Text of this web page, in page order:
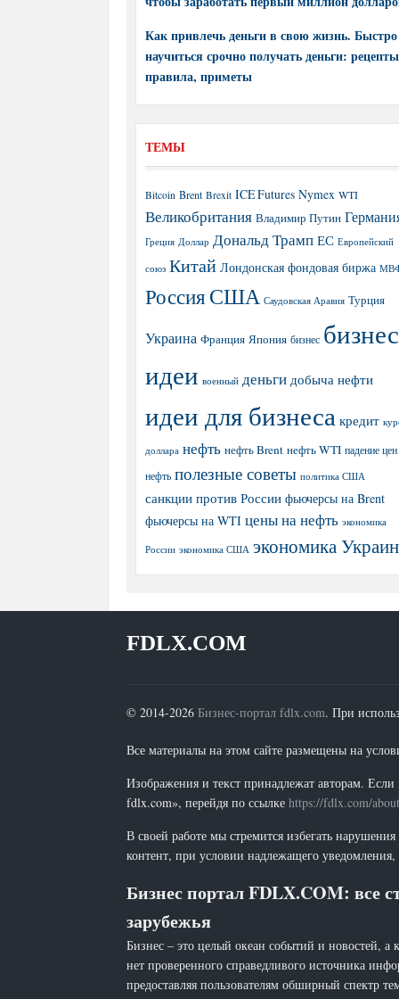
Как привлечь деньги в свою жизнь. Быстро
научиться срочно получать деньги:
правила, приметы
ТЕМЫ
Bitcoin Brent Brexit ICE Futures Nymex WTI
Великобритания Владимир Путин
Греция Доллар Дональд Трамп ЕС Европейский
союз Китай Лондонская фондовая биржа
РоссияСША Саудовская Аравия Турция
Украина Франция Япония бизнес бизнес
идеи военный деньги добыча нефти
идеи для бизнеса кредит
доллара нефть нефть Brent нефть WTI падение
нефть полезные советы политика США
санкции против России фьючерсы на Brent
фьючерсы на WTI цены на нефть экономика
России экономика США экономика
FDLX.COM
© 2014-2026 Бизнес-портал fdlx.com. При
Все материалы на этом сайте размещены на
Изображения и текст принадлежат авторам.
fdlx.com», перейдя по ссылке https://fdlx.com/
В своей работе мы стремится избегать
контент, при условии надлежащего
Бизнес портал FDLX.COM: все
зарубежья
Бизнес – это целый океан событий и новостей,
нет проверенного справедливого источника
предоставляя пользователям обширный спектр